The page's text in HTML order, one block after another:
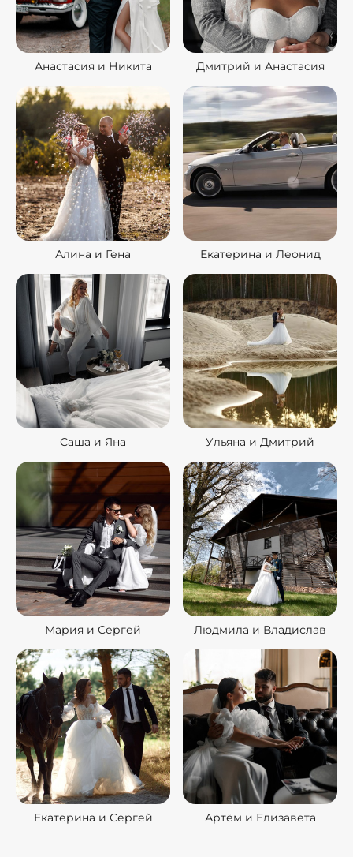
Анастасия и Никита Дмитрий и Анастасия
Алина и Гена Екатерина и Леонид
Саша и Яна Ульяна и Дмитрий
Мария и Сергей Людмила и Владислав
Екатерина и Сергей Артём и Елизавета